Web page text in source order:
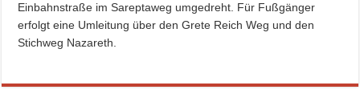
Einbahnstraße im Sareptaweg umgedreht. Für Fußgänger
erfolgt eine Umleitung über den Grete Reich Weg und den
Stichweg Nazareth.